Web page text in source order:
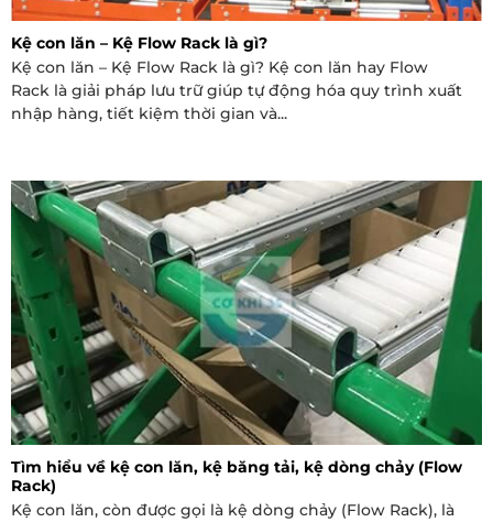
Kệ con lăn – Kệ Flow Rack là gì?
Kệ con lăn – Kệ Flow Rack là gì? Kệ con lăn hay Flow
Rack là giải pháp lưu trữ giúp tự động hóa quy trình xuất
nhập hàng, tiết kiệm thời gian và...
Tìm hiểu về kệ con lăn, kệ băng tải, kệ dòng chảy (Flow
Rack)
Kệ con lăn, còn được gọi là kệ dòng chảy (Flow Rack), là